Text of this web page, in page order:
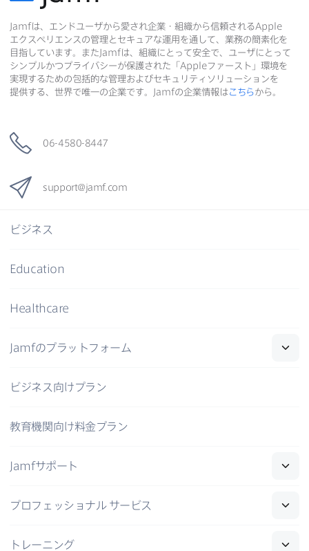
Jamfは、​エンドユーザから​愛され企業・組織から​信頼されるApple
エクスペリエンスの​管理と​セキュアな​運用を​通して、​業務の​簡素化を​
目指しています。​また Jamfは、​組織に​とって​安全で、​ユーザに​とって​
シンプルかつプライバシーが​保護された​「 Appleファースト」環境を​
実現する​ための​包括的な​管理および​セキュリティソリューションを​
提供する、​世界で​唯一の​企業です。
Jamfの​企業情報はこちらから。
06-4580-8447
support@jamf. com
ビジネス
Education
Healthcare
Jamfの​プラットフォーム
ビジネス向けプラン
教育機関向け料金プラン
Jamfサポート
プロフェッショナル サービス
トレーニング